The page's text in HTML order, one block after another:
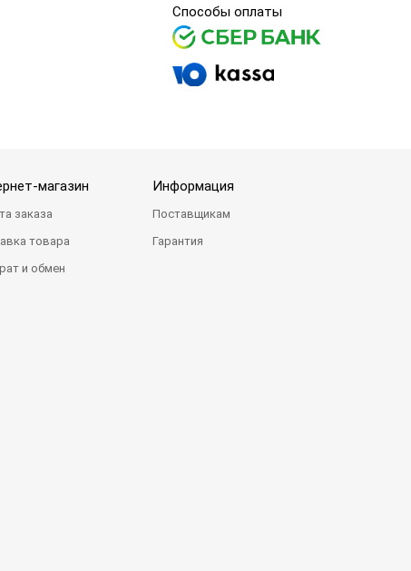
Способы оплаты
магазин
заказа
товара
и обмен
Информация
Поставщикам
Гарантия